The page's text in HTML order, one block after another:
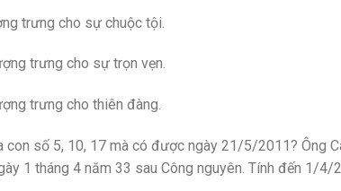
trưng cho sự chuộc tội.
trưng cho sự trọn vẹn.
trưng cho thiên đàng.
con số 5, 10, 17 mà có được ngày 21/5/2011? Ông
1 tháng 4 năm 33 sau Công nguyên. Tính đến 1/4/